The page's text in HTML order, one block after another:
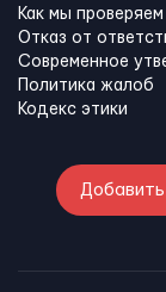
Как мы
Отказ от
Современное
Политика жалоб
Кодекс этики